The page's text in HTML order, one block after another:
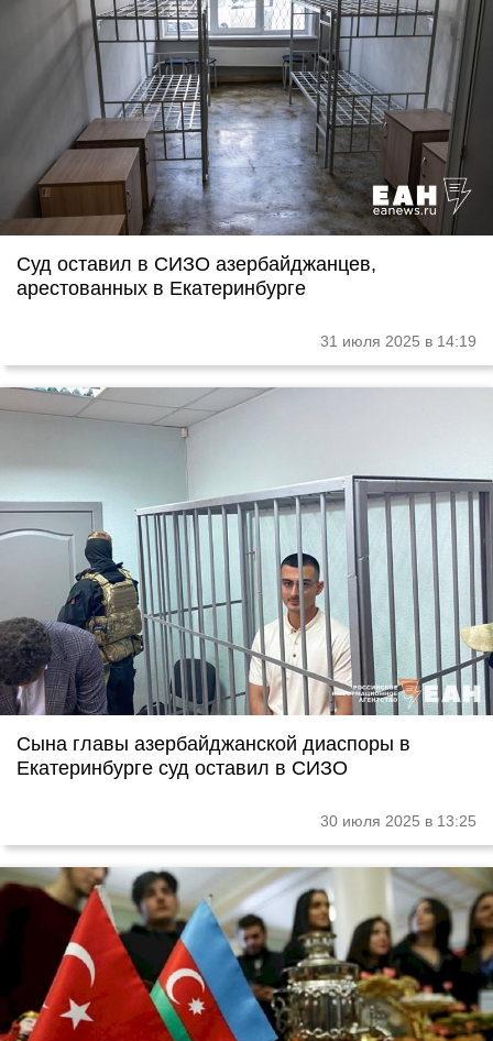
Суд оставил в СИЗО азербайджанцев,
арестованных в Екатеринбурге
31 июля 2025 в 14:19
Сына главы азербайджанской диаспоры в
Екатеринбурге суд оставил в СИЗО
30 июля 2025 в 13:25